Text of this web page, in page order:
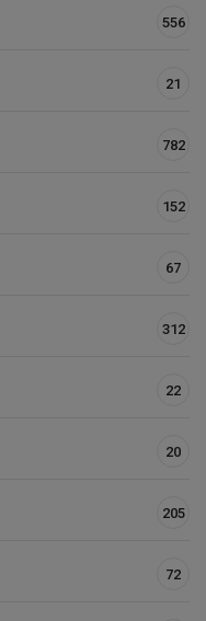
556
21
782
152
67
312
22
20
205
72